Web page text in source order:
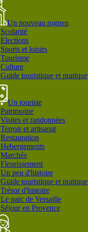
Un nouveau rognen
Scolarité
Elections
Sports et loisirs
Tourisme
Culture
Guide touristique et pratique
Un touriste
Patrimoine
Visites et randonnées
Terroir et artisanat
Restauration
Hebergements
Marchés
Fleurissement
Un peu d'histoire
Guide touristique et pratique
Trésor d'histoire
Le parc de Versaille
Séjour en Provence